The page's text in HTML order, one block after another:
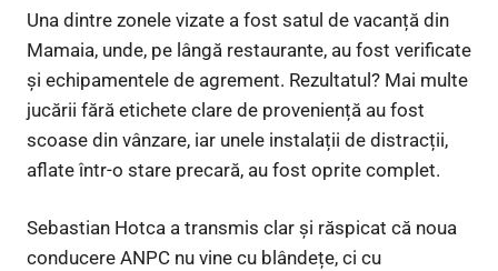
Una dintre zonele vizate a fost satul de vacanță din
Mamaia, unde, pe lângă restaurante, au fost verificate
și echipamentele de agrement. Rezultatul? Mai multe
jucării fără etichete clare de proveniență au fost
scoase din vânzare, iar unele instalații de distracții,
aflate într-o stare precară, au fost oprite complet.
Sebastian Hotca a transmis clar și răspicat că noua
conducere ANPC nu vine cu blândețe, ci cu